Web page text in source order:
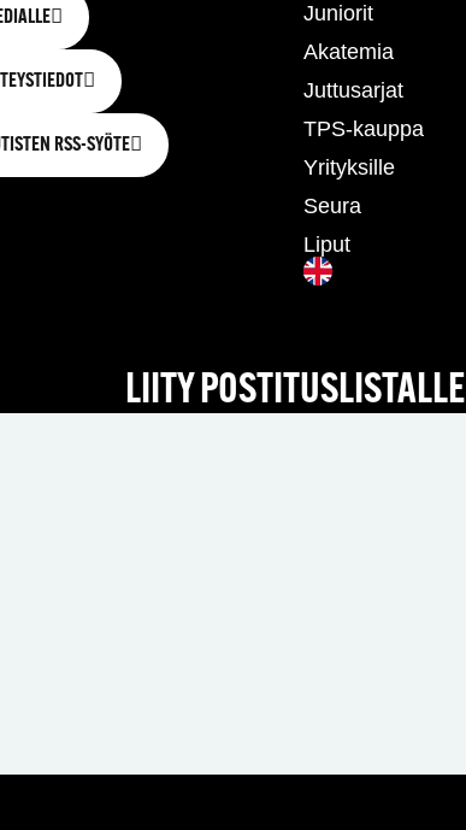
RSS-SYÖTE
Juniorit
Akatemia
Juttusarjat
TPS-kauppa
Yrityksille
Seura
Liput
LIITY POSTITUSLISTALLE